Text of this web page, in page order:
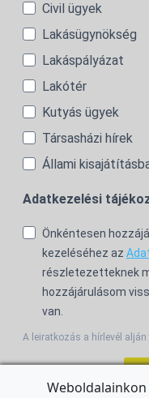
Civil ügyek
Lakásügynökség
Lakáspályázat
Lakótér
Kutyás ügyek
Társasházi hírek
Állami
Adatkezelési
Önkéntesen
kezeléséhez az
részletezetteknek
hozzájárulásom
van.
A leiratkozás a hírlevél